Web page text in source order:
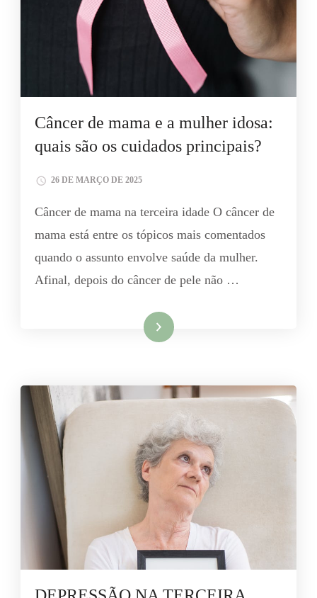
Câncer de mama e a mulher idosa:
quais são os cuidados principais?
26 DE MARÇO DE 2025
Câncer de mama na terceira idade O câncer de
mama está entre os tópicos mais comentados
quando o assunto envolve saúde da mulher.
Afinal, depois do câncer de pele não …
Leia mais